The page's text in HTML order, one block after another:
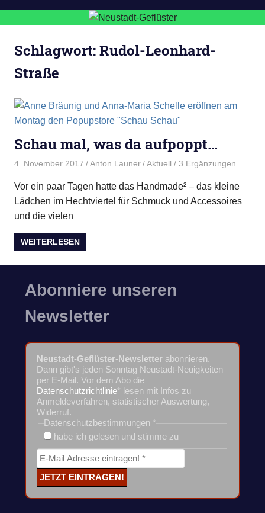
Schlagwort:Rudol-Leonhard-
Straße
Schau mal, was da aufpoppt…
4. November 2017 Anton Launer Aktuell / 3 Ergänzungen
Vor ein paar Tagen hatte das Handmade² – das kleine
Lädchen im Hechtviertel für Schmuck und Accessoires
und die vielen
WEITERLESEN
Abonniere unseren
Newsletter
Neustadt-Geflüster-Newsletter abonnieren.
Dann gibt's jeden Sonntag Neustadt-Neuigkeiten
per E-Mail. Vor dem Abo die
Datenschutzrichtlinie* lesen mit Infos zu
Anmeldeverfahren, statistischer Auswertung,
Widerruf.
Datenschutzbestimmungen *
habe ich gelesen und stimme zu